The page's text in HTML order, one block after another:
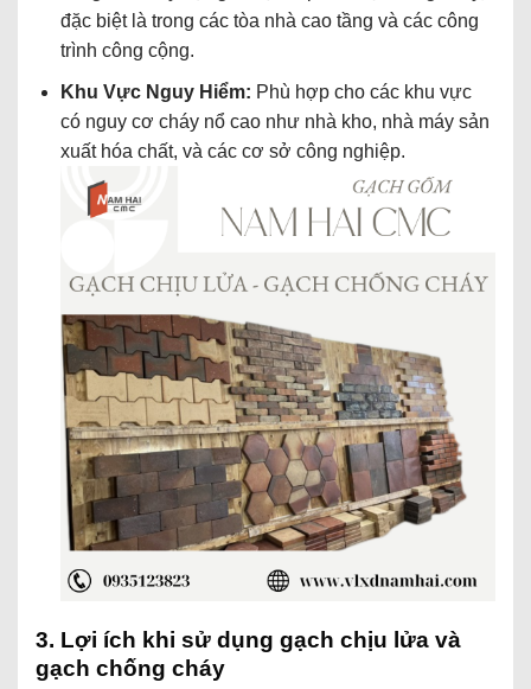
đặc biệt là trong các tòa nhà cao tầng và các công
trình công cộng.
Khu Vực Nguy Hiểm: Phù hợp cho các khu vực
có nguy cơ cháy nổ cao như nhà kho, nhà máy sản
xuất hóa chất, và các cơ sở công nghiệp.
3. Lợi ích khi sử dụng gạch chịu lửa và
gạch chống cháy